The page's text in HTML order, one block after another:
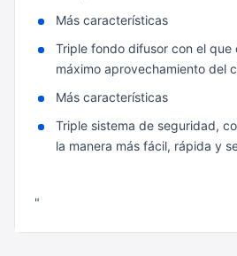
Más características
Triple fondo difusor con el que
máximo aprovechamiento del
Más características
Triple sistema de seguridad,
la manera más fácil, rápida y
"